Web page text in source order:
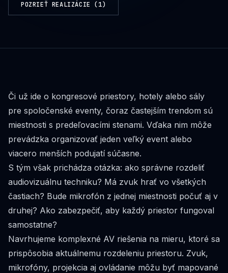
POZRIEŤ REALIZÁCIE (1)
Či už ide o kongresové priestory, hotely alebo sály
pre spoločenské eventy, čoraz častejším trendom sú
miestnosti s predeľovacími stenami. Vďaka nim môže
prevádzka organizovať jeden veľký event alebo
viacero menších podujatí súčasne.
S tým však prichádza otázka: ako správne rozdeliť
audiovizuálnu techniku? Má zvuk hrať vo všetkých
častiach? Bude mikrofón z jednej miestnosti počuť aj v
druhej? Ako zabezpečiť, aby každý priestor fungoval
samostatne?
Navrhujeme komplexné AV riešenia na mieru, ktoré sa
prispôsobia aktuálnemu rozdeleniu priestoru. Zvuk,
mikrofóny, projekcia aj ovládanie môžu byť mapované